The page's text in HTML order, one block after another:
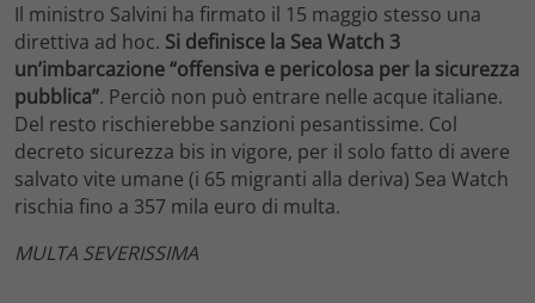
Il ministro Salvini ha firmato il 15 maggio stesso una
direttiva ad hoc. Si definisce la Sea Watch 3
un’imbarcazione “offensiva e pericolosa per la sicurezza
pubblica”. Perciò non può entrare nelle acque italiane.
Del resto rischierebbe sanzioni pesantissime. Col
decreto sicurezza bis in vigore, per il solo fatto di avere
salvato vite umane (i 65 migranti alla deriva) Sea Watch
rischia fino a 357 mila euro di multa.
MULTA SEVERISSIMA